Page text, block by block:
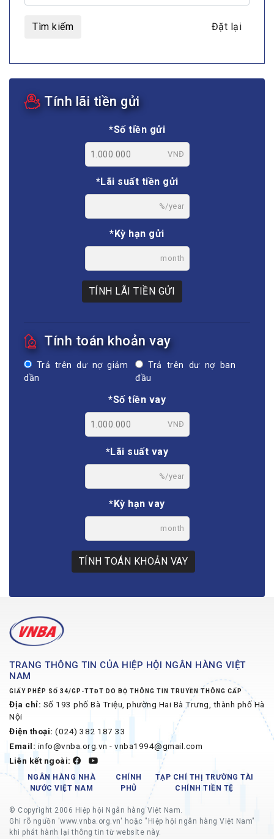
Tìm kiếm Đặt lại
Tính lãi tiền gửi
*Số tiền gửi
VNĐ
*Lãi suất tiền gửi
%/year
*Kỳ hạn gửi
month
TÍNH LÃI TIỀN GỬI
Tính toán khoản vay
Trả trên dư nợ giảm
dần
Trả trên dư nợ ban
đầu
*Số tiền vay
VNĐ
*Lãi suất vay
%/year
*Kỳ hạn vay
month
TÍNH TOÁN KHOẢN VAY
TRANG THÔNG TIN CỦA HIỆP HỘI NGÂN HÀNG VIỆT
NAM
GIẤY PHÉP SỐ 34/GP-TTĐT DO BỘ THÔNG TIN TRUYỀN THÔNG CẤP
Địa chỉ: Số 193 phố Bà Triệu, phường Hai Bà Trưng, thành phố Hà
Nội
Điện thoại: (024) 382 187 33
Email: info@vnba.org.vn - vnba1994@gmail.com
Liên kết ngoài:
NGÂN HÀNG NHÀ
NƯỚC VIỆT NAM
CHÍNH
PHỦ
TẠP CHÍ THỊ TRƯỜNG TÀI
CHÍNH TIỀN TỆ
© Copyright 2006 Hiệp hội Ngân hàng Việt Nam.
Ghi rõ nguồn 'www.vnba.org.vn' hoặc "Hiệp hội ngân hàng Việt Nam"
khi phát hành lại thông tin từ website này.